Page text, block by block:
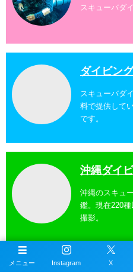
スキューバダ
ダイビン
スキューバダ
料で提供して
です。
沖縄ダイ
沖縄のスキュ
鑑。現在220
撮影。
沖縄ダイ
メニュー Instagram X